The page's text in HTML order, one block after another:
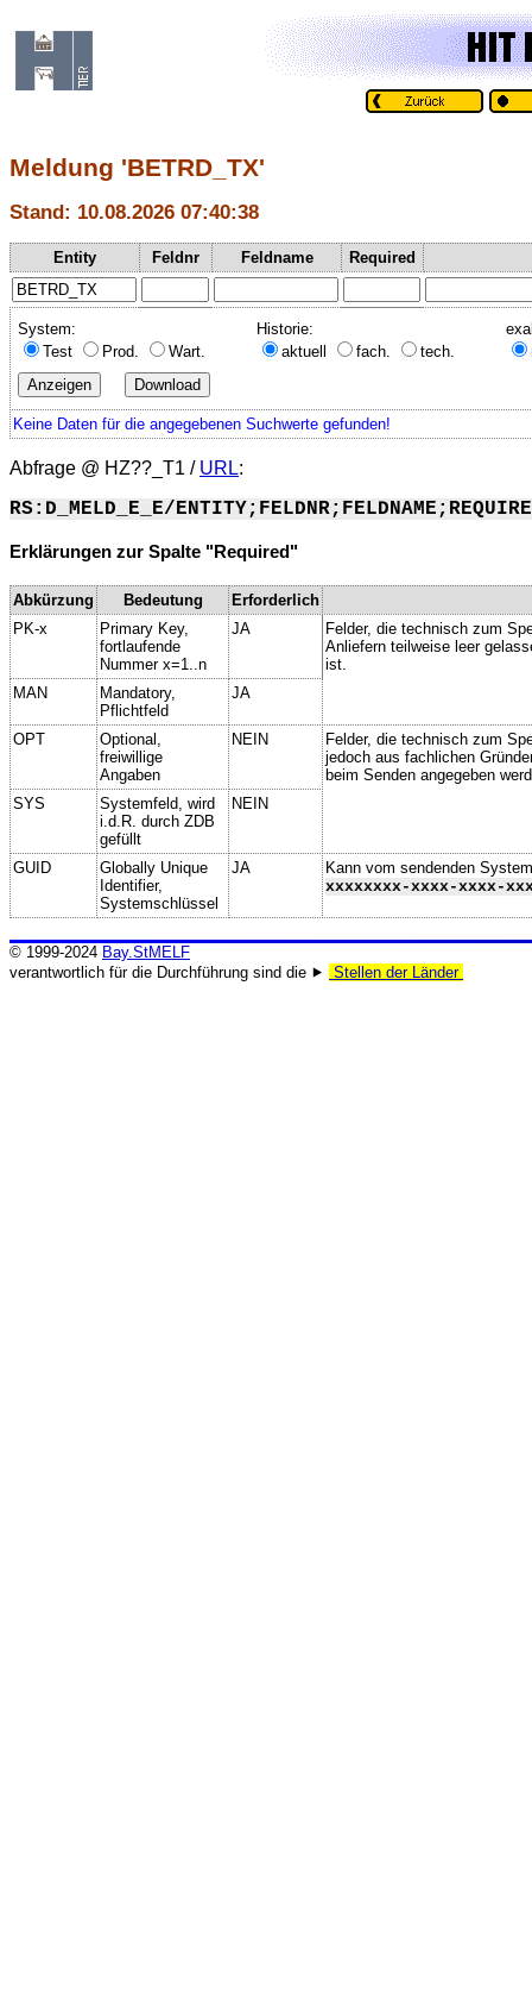
Meldung 'BETRD_TX'
Stand: 10.08.2026 07:40:38
Entity Feldnr Feldname Required
System:
Test
Prod. Wart.
Historie:
aktuell
fach. tech.
Keine Daten für die angegebenen Suchwerte gefunden!
Abfrage @ HZ??_T1 / URL:
RS:D_MELD_E_E/
Erklärungen zur Spalte "Required"
Abkürzung Bedeutung
Erforderlich
PK-x
Primary Key,
fortlaufende
Nummer x=1..n
JA
Felder, die technisch zum
Anliefern teilweise leer
ist.
MAN
Mandatory,
Pflichtfeld
JA
OPT
Optional,
freiwillige
Angaben
NEIN
Felder, die technisch zum
jedoch aus fachlichen
beim Senden angegeben
SYS
Systemfeld, wird
i.d.R. durch ZDB
gefüllt
NEIN
GUID
Globally Unique
Identifier,
Systemschlüssel
JA
Kann vom sendenden
xxxxxxxx-xxxx-xxxx-
© 1999-2024 Bay.StMELF
verantwortlich für die Durchführung sind die ⯈
Stellen der Länder